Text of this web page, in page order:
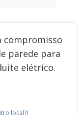
compromisso
parede para
elétrico.
local?)